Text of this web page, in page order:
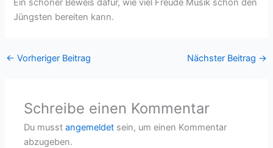
Ein schöner Beweis dafür, wie viel Freude Musik schon den
Jüngsten bereiten kann.
← Vorheriger Beitrag Nächster Beitrag →
Schreibe einen Kommentar
Du musstangemeldet sein, um einen Kommentar
abzugeben.